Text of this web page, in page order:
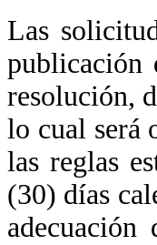
Las
publicación
resolución,
lo cual será
las reglas
(30) días